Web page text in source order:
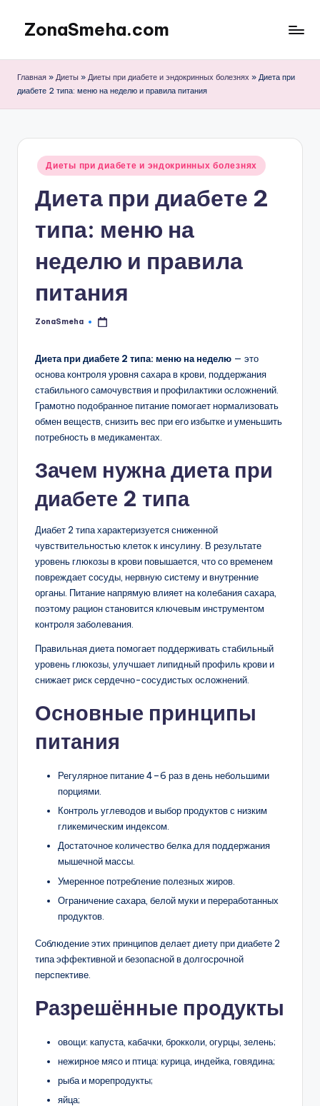
Перейти
содержимому
ZonaSmeha.com
Правильное
Главная » Диеты » Диеты при диабете и эндокринных болезнях » Диета при
диабете 2 типа: меню на неделю и правила питания
Опубликовано
Диеты при диабете и эндокринных болезнях
Диета при диабете 2
типа: меню на
неделю и правила
питания
Запись
ZonaSmeha
Диета при диабете 2 типа: меню на неделю — это
основа контроля уровня сахара в крови, поддержания
стабильного самочувствия и профилактики осложнений.
Грамотно подобранное питание помогает нормализовать
обмен веществ, снизить вес при его избытке и уменьшить
потребность в медикаментах.
Зачем нужна диета при
диабете 2 типа
Диабет 2 типа характеризуется сниженной
чувствительностью клеток к инсулину. В результате
уровень глюкозы в крови повышается, что со временем
повреждает сосуды, нервную систему и внутренние
органы. Питание напрямую влияет на колебания сахара,
поэтому рацион становится ключевым инструментом
контроля заболевания.
Правильная диета помогает поддерживать стабильный
уровень глюкозы, улучшает липидный профиль крови и
снижает риск сердечно-сосудистых осложнений.
Основные принципы
питания
Регулярное питание 4–6 раз в день небольшими
порциями.
Контроль углеводов и выбор продуктов с низким
гликемическим индексом.
Достаточное количество белка для поддержания
мышечной массы.
Умеренное потребление полезных жиров.
Ограничение сахара, белой муки и переработанных
продуктов.
Соблюдение этих принципов делает диету при диабете 2
типа эффективной и безопасной в долгосрочной
перспективе.
Разрешённые продукты
овощи: капуста, кабачки, брокколи, огурцы, зелень;
нежирное мясо и птица: курица, индейка, говядина;
рыба и морепродукты;
яйца;